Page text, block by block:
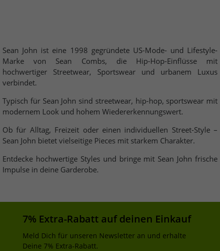
Sean John ist eine 1998 gegründete US-Mode- und Lifestyle-
Marke von Sean Combs, die Hip-Hop-Einflüsse mit
hochwertiger Streetwear, Sportswear und urbanem Luxus
verbindet.
Typisch für Sean John sind streetwear, hip-hop, sportswear mit
modernem Look und hohem Wiedererkennungswert.
Ob für Alltag, Freizeit oder einen individuellen Street-Style –
Sean John bietet vielseitige Pieces mit starkem Charakter.
Entdecke hochwertige Styles und bringe mit Sean John frische
Impulse in deine Garderobe.
7% Extra-Rabatt auf deinen Einkauf
Meld Dich für unseren Newsletter an und erhalte
Deine 7% Extra-Rabatt.